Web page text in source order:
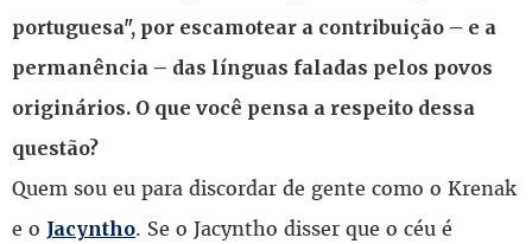
portuguesa", por escamotear a contribuição – e a
permanência – das línguas faladas pelos povos
originários. O que você pensa a respeito dessa
questão?
Quem sou eu para discordar de gente como o Krenak
e o Jacyntho. Se o Jacyntho disser que o céu é